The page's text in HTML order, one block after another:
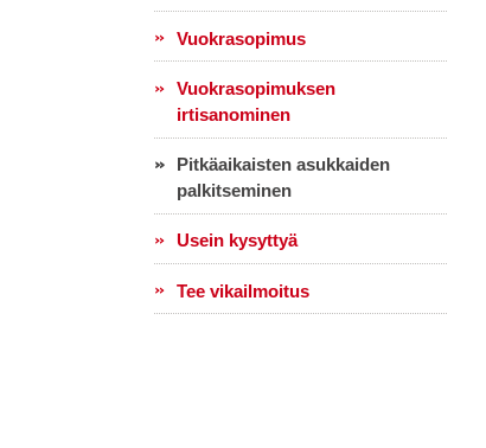
Vuokrasopimus
Vuokrasopimuksen
irtisanominen
Pitkäaikaisten asukkaiden
palkitseminen
Usein kysyttyä
Tee vikailmoitus